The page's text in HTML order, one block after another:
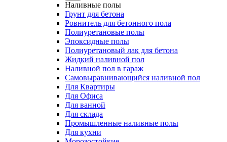
Наливные полы
Грунт для бетона
Ровнитель для бетонного пола
Полиуретановые полы
Эпоксидные полы
Полиуретановый лак для бетона
Жидкий наливной пол
Наливной пол в гараж
Самовыравнивающийся наливной пол
Для Квартиры
Для Офиса
Для ванной
Для склада
Промышленные наливные полы
Для кухни